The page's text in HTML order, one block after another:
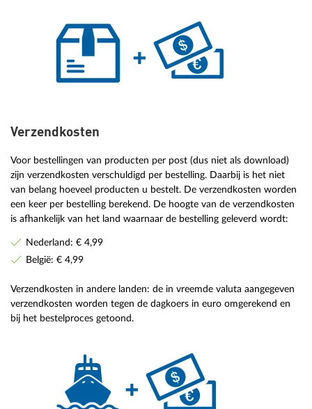
Verzendkosten
Voor bestellingen van producten per post (dus niet als download)
zijn verzendkosten verschuldigd per bestelling. Daarbij is het niet
van belang hoeveel producten u bestelt. De verzendkosten worden
een keer per bestelling berekend. De hoogte van de verzendkosten
is afhankelijk van het land waarnaar de bestelling geleverd wordt:
Nederland: € 4,99
België: € 4,99
Verzendkosten in andere landen: de in vreemde valuta aangegeven
verzendkosten worden tegen de dagkoers in euro omgerekend en
bij het bestelproces getoond.